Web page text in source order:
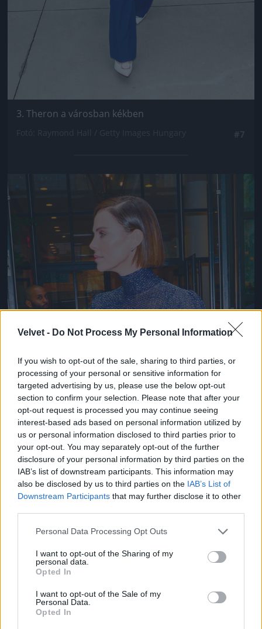
Velvet - Do Not Process My Personal Information
If you wish to opt-out of the sale, sharing to third parties, or
processing of your personal or sensitive information for
targeted advertising by us, please use the below opt-out
section to confirm your selection. Please note that after your
opt-out request is processed you may continue seeing
interest-based ads based on personal information utilized by
us or personal information disclosed to third parties prior to
your opt-out. You may separately opt-out of the further
disclosure of your personal information by third parties on the
IAB’s list of downstream participants. This information may
also be disclosed by us to third parties on the IAB’s List of
Downstream Participants that may further disclose it to other
Please note that this website/app uses one or more Google
not limited to your visit or usage behaviour. You may click to
grant or deny consent to Google and its third-party tags to
use your data for below specified purposes in below Google
consent section.
Personal Data Processing Opt Outs
I want to opt-out of the Sharing of my
personal data.
Opted In
I want to opt-out of the Sale of my
Personal Data.
Opted In
3. Theron a városban kékben
Jön még kép!
Mennyivel világosabbnak tűnik itt a haja!
Fotó: Raymond Hall / Getty Images Hungary